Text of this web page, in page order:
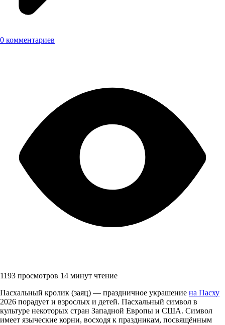
0 комментариев
1193 просмотров 14 минут чтение
Пасхальный кролик (заяц) — праздничное украшение на Пасху
2026 порадует и взрослых и детей. Пасхальный символ в
культуре некоторых стран Западной Европы и США. Символ
имеет языческие корни, восходя к праздникам, посвящённым